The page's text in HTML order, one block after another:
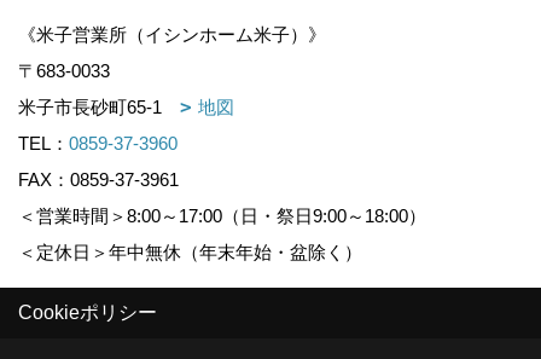
《米子営業所（イシンホーム米子）》
〒683-0033
米子市長砂町65-1
地図
TEL： 0859-37-3960
FAX：0859-37-3961
＜営業時間＞8:00～17:00（日・祭日9:00～18:00）
＜定休日＞年中無休（年末年始・盆除く）
Cookieポリシー